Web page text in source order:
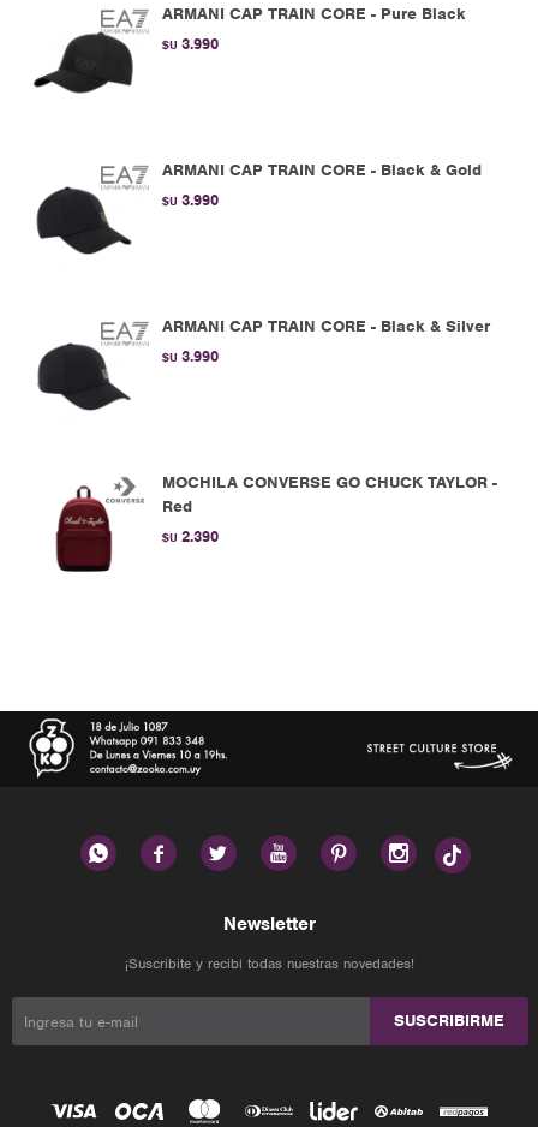
ARMANI CAP TRAIN CORE - Pure Black
$U 3.990
ARMANI CAP TRAIN CORE - Black & Gold
$U 3.990
ARMANI CAP TRAIN CORE - Black & Silver
$U 3.990
MOCHILA CONVERSE GO CHUCK TAYLOR -
Red
$U 2.390
     
Newsletter
¡Suscribite y recibí todas nuestras novedades!
SUSCRIBIRME